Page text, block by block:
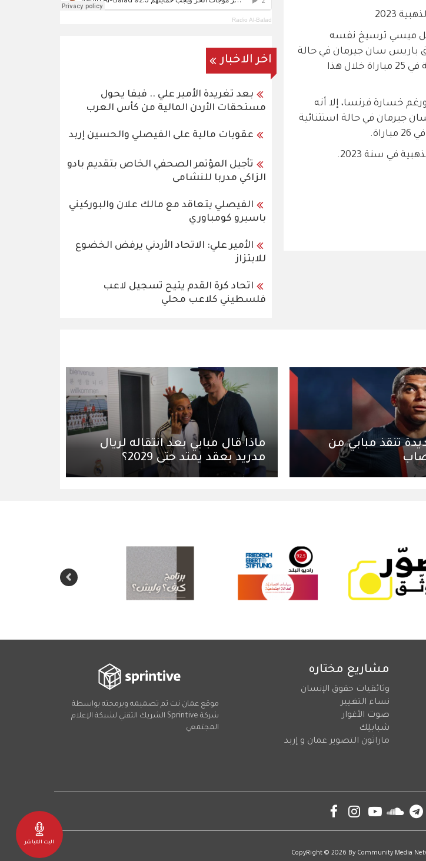
البث المباشر
2023
العالم لكرة القدم 2022، أعاد ليونيل ميسي ترسيخ نفسه
2023، وقد كان نجم فريق باريس سان جيرمان في حالة
جيدة مع فريقه أيضًا حيث سجل 15 هدفًا وقدم 14 تمريرة حاسمة في 25 مباراة خلال هذا
أخرى، كان مبابي هداف كأس العالم لكرة القدم 2022، ورغم خسارة فرنسا، إلا أنه
رقم 7 في فريق باريس سان جيرمان في حالة استثنائية
في سنة 2023.
Radio Al-Balad
اخر الاخبار
بعد تغريدة الأمير علي .. فيفا يحول
مستحقات الأردن المالية من كأس العرب
عقوبات مالية على الفيصلي والحسين إربد
تأجيل المؤتمر الصحفي الخاص بتقديم بادو
الزاكي مدربا للنشامى
الفيصلي يتعاقد مع مالك علان والبوركيني
باسيرو كومباوري
الأمير علي: الاتحاد الأردني يرفض الخضوع
للابتزاز
اتحاد كرة القدم يتيح تسجيل لاعب
فلسطيني كلاعب محلي
تنقذ مبابي من
ماذا قال مبابي بعد انتقاله لريال
مدريد بعقد يمتد حتى 2029؟
مشاريع مختاره
وثائقيات حقوق الإنسان
نساء التغيير
صوت الأغوار
شبابلِك
ماراثون التصوير عمان و إربد
موقع عمان نت تم تصميمه وبرمجته بواسطة
شركة Sprintive الشريك التقني لشبكة الإعلام
المجتمعي
CopyRight © 2026 By Community Media